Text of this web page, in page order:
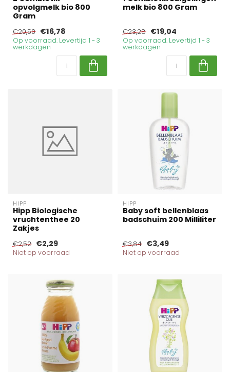
opvolgmelk bio 800
Gram
€20,50 €16,78
Op voorraad. Levertijd 1 - 3
werkdagen
melk bio 800 Gram
€23,28 €19,04
Op voorraad. Levertijd 1 - 3
werkdagen
HIPP
Hipp Biologische
vruchtenthee 20
Zakjes
€2,52 €2,29
Niet op voorraad
HIPP
Baby soft bellenblaas
badschuim 200 Milliliter
€3,84 €3,49
Niet op voorraad